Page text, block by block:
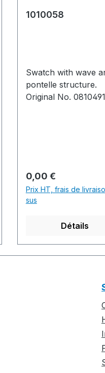
1010058
Swatch with wave
pontelle structure.
Original No. 0810491
zipperProduction
Produktionszeit:1
fabric(s) /
min. 0 sec. 0.80
.........M1plus
...Yarn quality and
overview / Garn- und
Prix régulier :
0,00 €
Prix HT, frais de
sus
Détails